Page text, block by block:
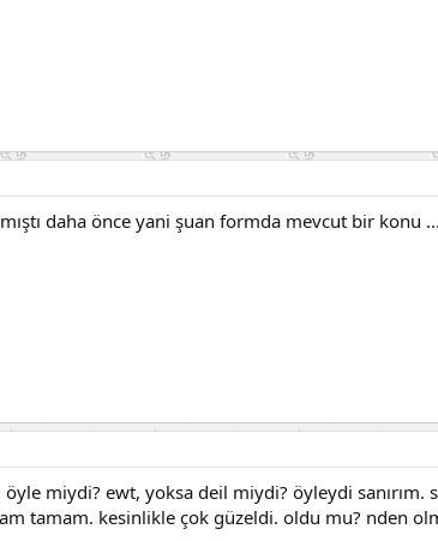
daha önce yani şuan formda mevcut bir konu
miydi? ewt, yoksa deil miydi? öyleydi
tamam. kesinlikle çok güzeldi. oldu mu? nden